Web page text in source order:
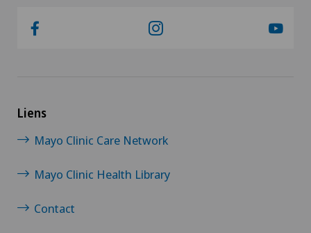
Liens
Mayo Clinic Care Network
Mayo Clinic Health Library
Contact